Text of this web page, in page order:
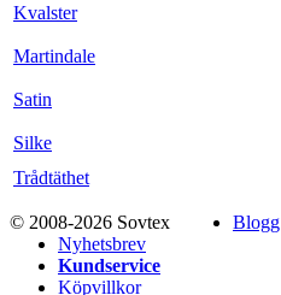
Kvalster
Martindale
Satin
Silke
Trådtäthet
© 2008-2026 Sovtex
Blogg
Nyhetsbrev
Kundservice
Köpvillkor